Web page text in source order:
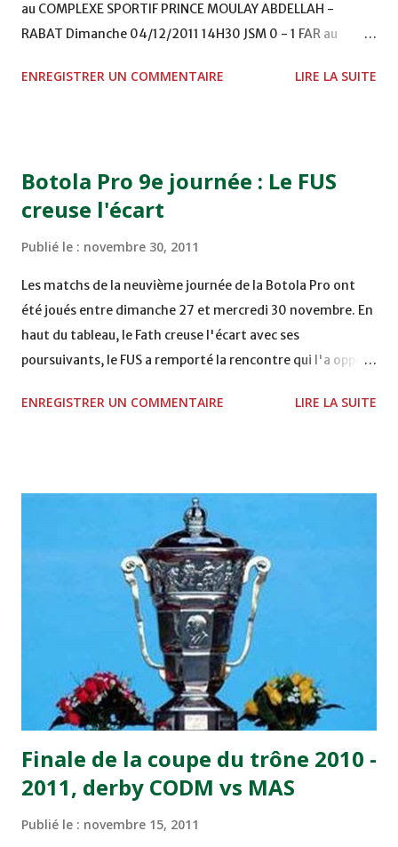
au COMPLEXE SPORTIF PRINCE MOULAY ABDELLAH -
RABAT Dimanche 04/12/2011 14H30 JSM 0 - 1 FAR au
TERRAIN EL ABDI - EL JADIDA 16h30 OCK 0 - 1 HUSA
Mardi 06/12/2011 15H00 WAF - OCS au COMPLEXE SPORTIF
DE FES - FES WAC - MAS Reporté pour cause de finale de la
ENREGISTRER UN COMMENTAIRE LIRE LA SUITE
Botola Pro 9e journée : Le FUS
creuse l'écart
Publié le : novembre 30, 2011
Les matchs de la neuvième journée de la Botola Pro ont
été joués entre dimanche 27 et mercredi 30 novembre. En
haut du tableau, le Fath creuse l'écart avec ses
poursuivants, le FUS a remporté la rencontre qui l'a opposé
2, Badr Kachani a ouvert la marque à la 38e pour les
joueurs soussis, et ont réussi à mener au score à la dernière
minute du temps réglementaire grâce à un but de Mourad
Benchrifa. Son poursuivant direct le CRA de son coté a
chuté à domicile face à l'OCK sur le score de 0 - 2. La
bonne affaire de la semaine a été réalisée par le Moghreb
de Tetouan qui s'est hissé à la deuxième place après avoir
remporté trois précieux points sur la pelouse du complexe
Moulay Abdallah face aux FAR grâce à un but marqué par
Abdeladim Khadrouf à la 61e...
ENREGISTRER UN COMMENTAIRE LIRE LA SUITE
Finale de la coupe du trône 2010 -
2011, derby CODM vs MAS
Publié le : novembre 15, 2011